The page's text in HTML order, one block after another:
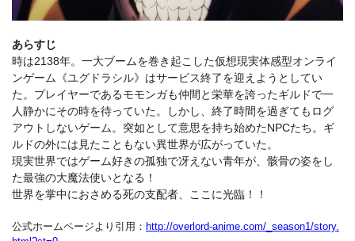
あらすじ
時は2138年。一大ブームを巻き起こした仮想現実体感型オンライ
ンゲーム《ユグドラシル》はサービス終了を迎えようとしてい
た。プレイヤーであるモモンガも仲間と栄華を誇ったギルドで一
人静かにその時を待っていた。しかし、終了時間を過ぎてもログ
アウトしないゲーム。突如として意思を持ち始めたNPCたち。ギ
ルドの外には見たこともない異世界が広がっていた。
現実世界ではゲーム好きの孤独で冴えない青年が、骸骨の姿をし
た最強の大魔法使いとなる！
世界を掌中におさめる死の支配者、ここに光臨！！
公式ホームページより引用： http://overlord-anime.com/_season1/story.